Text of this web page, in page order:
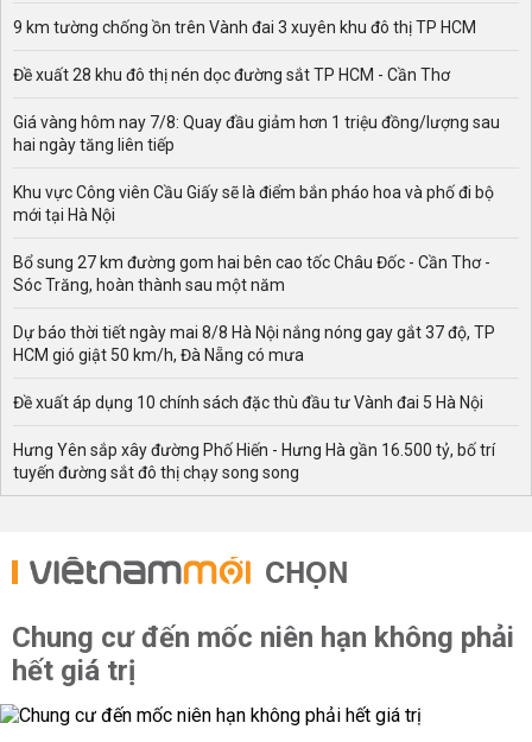
9 km tường chống ồn trên Vành đai 3 xuyên khu đô thị TP HCM
Đề xuất 28 khu đô thị nén dọc đường sắt TP HCM - Cần Thơ
Giá vàng hôm nay 7/8: Quay đầu giảm hơn 1 triệu đồng/lượng sau
hai ngày tăng liên tiếp
Khu vực Công viên Cầu Giấy sẽ là điểm bắn pháo hoa và phố đi bộ
mới tại Hà Nội
Bổ sung 27 km đường gom hai bên cao tốc Châu Đốc - Cần Thơ -
Sóc Trăng, hoàn thành sau một năm
Dự báo thời tiết ngày mai 8/8 Hà Nội nắng nóng gay gắt 37 độ, TP
HCM gió giật 50 km/h, Đà Nẵng có mưa
Đề xuất áp dụng 10 chính sách đặc thù đầu tư Vành đai 5 Hà Nội
Hưng Yên sắp xây đường Phố Hiến - Hưng Hà gần 16.500 tỷ, bố trí
tuyến đường sắt đô thị chạy song song
CHỌN
Chung cư đến mốc niên hạn không phải
hết giá trị